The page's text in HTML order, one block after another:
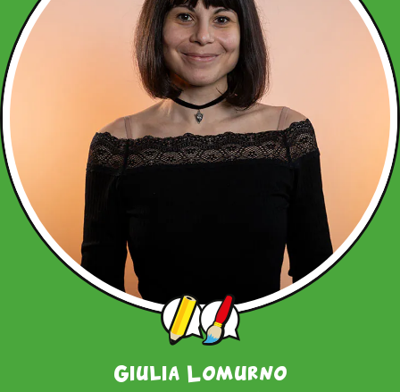
Giulia Lomurno